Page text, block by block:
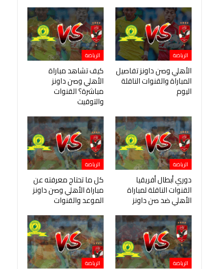
الرياضة
الأهلي وصن داونز تفاصيل
المباراة والقنوات الناقلة
اليوم
الرياضة
كيف تشاهد مباراة
الأهلي وصن داونز
مباشرة؟ القنوات
والتوقيت
الرياضة
دوري أبطال أفريقيا
القنوات الناقلة لمباراة
الأهلي ضد صن داونز
الرياضة
كل ما تحتاج معرفته عن
مباراة الأهلي وصن داونز
الموعد والقنوات
الرياضة الرياضة